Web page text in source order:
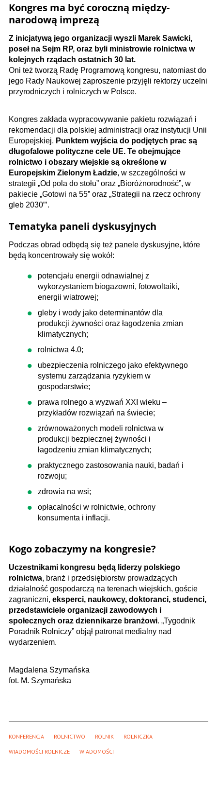
Kongres ma być coroczną między­
narodową imprezą
Z inicjatywą jego organizacji wyszli Marek Sawicki,
poseł na Sejm RP, oraz byli ministrowie rolnictwa w
kolejnych rządach ostatnich 30 lat.
Oni też tworzą Radę Programową kongresu, natomiast do
jego Rady Naukowej zaproszenie przyjęli rektorzy uczelni
przyrodniczych i rolniczych w Polsce.
Kongres zakłada wypracowywanie pakietu rozwiązań i
rekomendacji dla polskiej administracji oraz instytucji Unii
Europejskiej. Punktem wyjścia do podjętych prac są
długofalowe polityczne cele UE. Te obejmujące
rolnictwo i obszary wiejskie są określone w
Europejskim Zielonym Ładzie, w szczególności w
strategii „Od pola do stołu” oraz „Bioróżnorodność”, w
pakiecie „Gotowi na 55” oraz „Strategii na rzecz ochrony
gleb 2030”’.
Tematyka paneli dyskusyjnych
Podczas obrad odbędą się też panele dyskusyjne, które
będą koncentrowały się wokół:
potencjału energii odnawialnej z
wykorzystaniem biogazowni, fotowoltaiki,
energii wiatrowej;
gleby i wody jako determinantów dla
produkcji żywności oraz łagodzenia zmian
klimatycznych;
rolnictwa 4.0;
ubezpieczenia rolniczego jako efektywnego
systemu zarządzania ryzykiem w
gospodarstwie;
prawa rolnego a wyzwań XXI wieku –
przykładów rozwiązań na świecie;
zrównoważonych modeli rolnictwa w
produkcji bezpiecznej żywności i
łagodzeniu zmian klimatycznych;
praktycznego zastosowania nauki, badań i
rozwoju;
zdrowia na wsi;
opłacalności w rolnictwie, ochrony
konsumenta i inflacji.
Kogo zobaczymy na kongresie?
Uczestnikami kongresu będą liderzy polskiego
rolnictwa, branż i przedsiębiorstw prowadzących
działalność gospodarczą na terenach wiejskich, goście
zagraniczni, eksperci, naukowcy, doktoranci, studenci,
przedstawiciele organizacji zawodowych i
społecznych oraz dziennikarze branżowi. „Tygodnik
Poradnik Rolniczy” objął patronat medialny nad
wydarzeniem.
Magdalena Szymańska
fot. M. Szymańska
KONFERENCJA ROLNICTWO ROLNIK ROLNICZKA
WIADOMOŚCI ROLNICZE WIADOMOŚCI